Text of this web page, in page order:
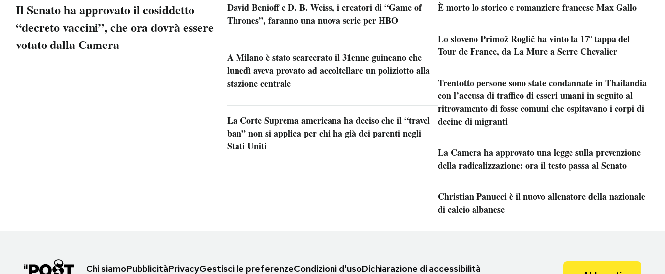
Il Senato ha approvato il cosiddetto
“decreto vaccini”, che ora dovrà essere
votato dalla Camera
David Benioff e D. B. Weiss, i creatori di “Game of
Thrones”, faranno una nuova serie per HBO
A Milano è stato scarcerato il 31enne guineano che
lunedì aveva provato ad accoltellare un poliziotto alla
stazione centrale
La Corte Suprema americana ha deciso che il “travel
ban” non si applica per chi ha già dei parenti negli
Stati Uniti
È morto lo storico e romanziere francese Max Gallo
Lo sloveno Primož Roglič ha vinto la 17ª tappa del
Tour de France, da La Mure a Serre Chevalier
Trentotto persone sono state condannate in Thailandia
con l’accusa di traffico di esseri umani in seguito al
ritrovamento di fosse comuni che ospitavano i corpi di
decine di migranti
La Camera ha approvato una legge sulla prevenzione
della radicalizzazione: ora il testo passa al Senato
Christian Panucci è il nuovo allenatore della nazionale
di calcio albanese
Chi siamoPubblicitàPrivacyGestisci le preferenzeCondizioni d'usoDichiarazione di accessibilità